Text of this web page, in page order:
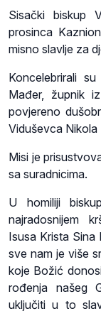
Sisački biskup
prosinca
misno slavlje za
Koncelebrirali
Mađer, župnik
povjereno
Viduševca Nikola
Misi je
sa suradnicima.
U homiliji
najradosnijem
Isusa Krista Sina
sve nam je više
koje Božić
rođenja našeg
uključiti u to